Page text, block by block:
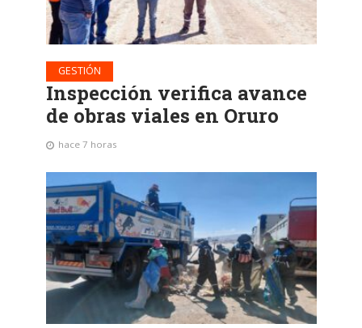
GESTIÓN
Inspección verifica avance
de obras viales en Oruro
hace 7 horas